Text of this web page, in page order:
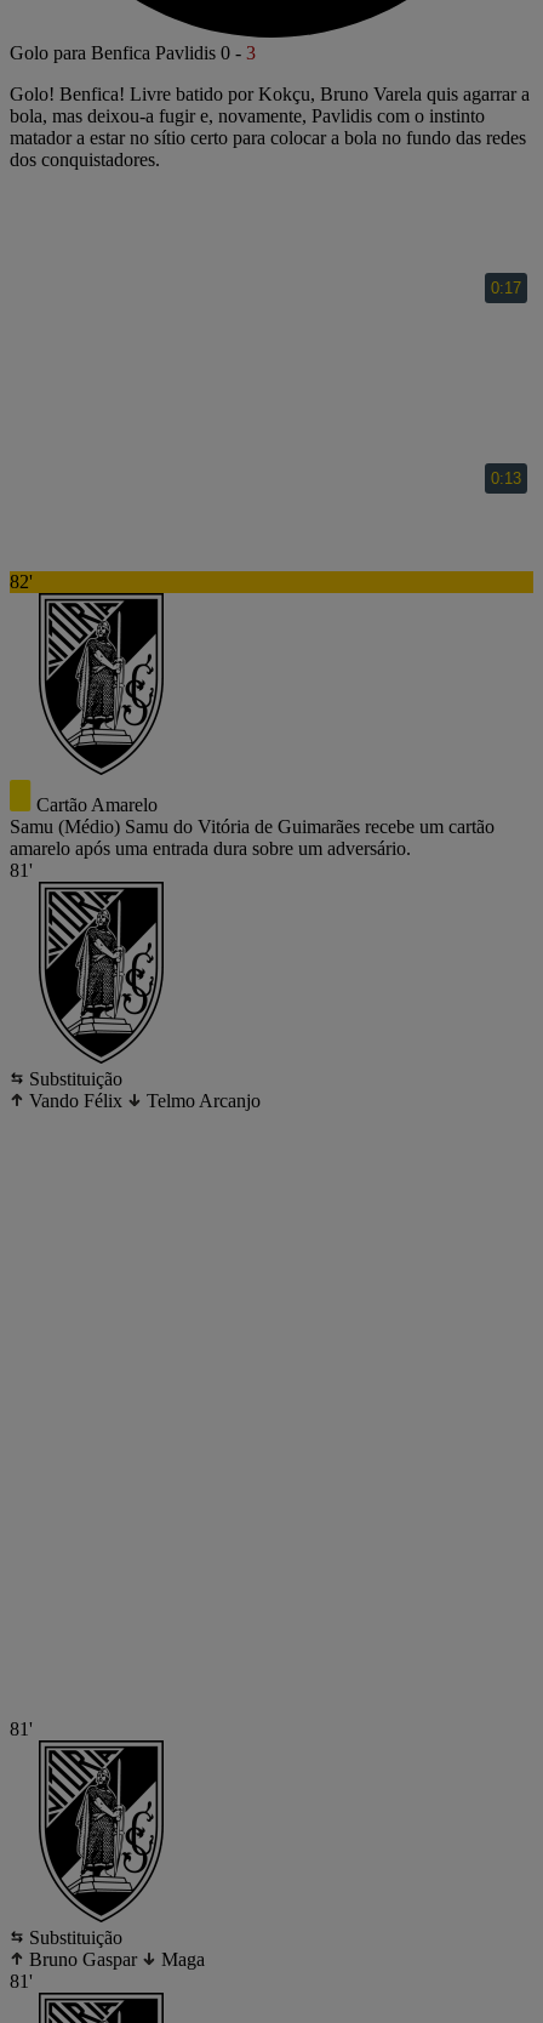
Golo para Benfica Pavlidis 0 - 3
Golo! Benfica! Livre batido por Kokçu, Bruno Varela quis agarrar a
bola, mas deixou-a fugir e, novamente, Pavlidis com o instinto
matador a estar no sítio certo para colocar a bola no fundo das redes
dos conquistadores.
82'
Cartão Amarelo
Samu (Médio) Samu do Vitória de Guimarães recebe um cartão
amarelo após uma entrada dura sobre um adversário.
81'
Substituição
Vando Félix
Telmo Arcanjo
81'
Substituição
Bruno Gaspar
Maga
81'